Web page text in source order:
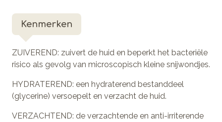
Kenmerken
ZUIVEREND: zuivert de huid en beperkt het bacteriële
risico als gevolg van microscopisch kleine snijwondjes.
HYDRATEREND: een hydraterend bestanddeel
(glycerine) versoepelt en verzacht de huid.
VERZACHTEND: de verzachtende en anti-irriterende